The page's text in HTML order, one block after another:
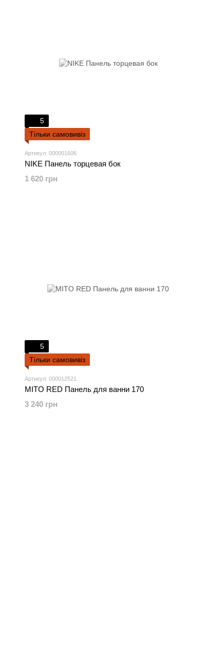
5
Тільки самовивіз
Артикул: 000001606
NIKE Панель торцевая бок
1 620 грн
5
Тільки самовивіз
Артикул: 000012521
MITO RED Панель для ванни 170
3 240 грн